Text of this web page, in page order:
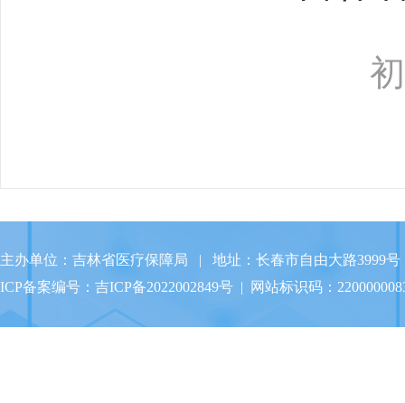
主办单位：吉林省医疗保障局 | 地址：长春市自由大路
ICP备案编号： 吉ICP备2022002849号 | 网站标识码：